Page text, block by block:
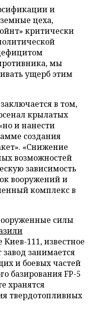
и
цеха,
критически
мы
ущерб этим
в том,
крылатых
и нанести
создания
«Снижение
возможностей
зависимость
вооружений и
комплекс в
силы
111, известное
занимается
и боевых частей
базирования FP-5
хранятся
твердотопливных